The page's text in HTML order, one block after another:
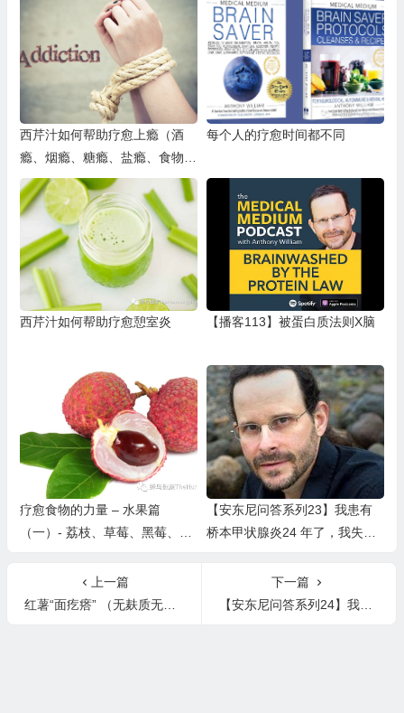
西芹汁如何帮助疗愈上瘾（酒
瘾、烟瘾、糖瘾、盐瘾、食物上
瘾、贪食症和厌食症、药物上瘾
等）
每个人的疗愈时间都不同
西芹汁如何帮助疗愈憩室炎 【播客113】被蛋白质法则X脑
疗愈食物的力量 – 水果篇
（一）- 荔枝、草莓、黑莓、树
柿子、余甘子 （附音频版）
【安东尼问答系列23】我患有
桥本甲状腺炎24 年了，我失去
上一篇
红薯“面疙瘩” （无麸质无蛋奶）Sweet Potato Gnocchi
下一篇
【安东尼问答系列24】我感到疲劳，发冷、发烧、头晕目眩、虚弱，经常感觉神经紧张，医生要我服用抗抑郁药